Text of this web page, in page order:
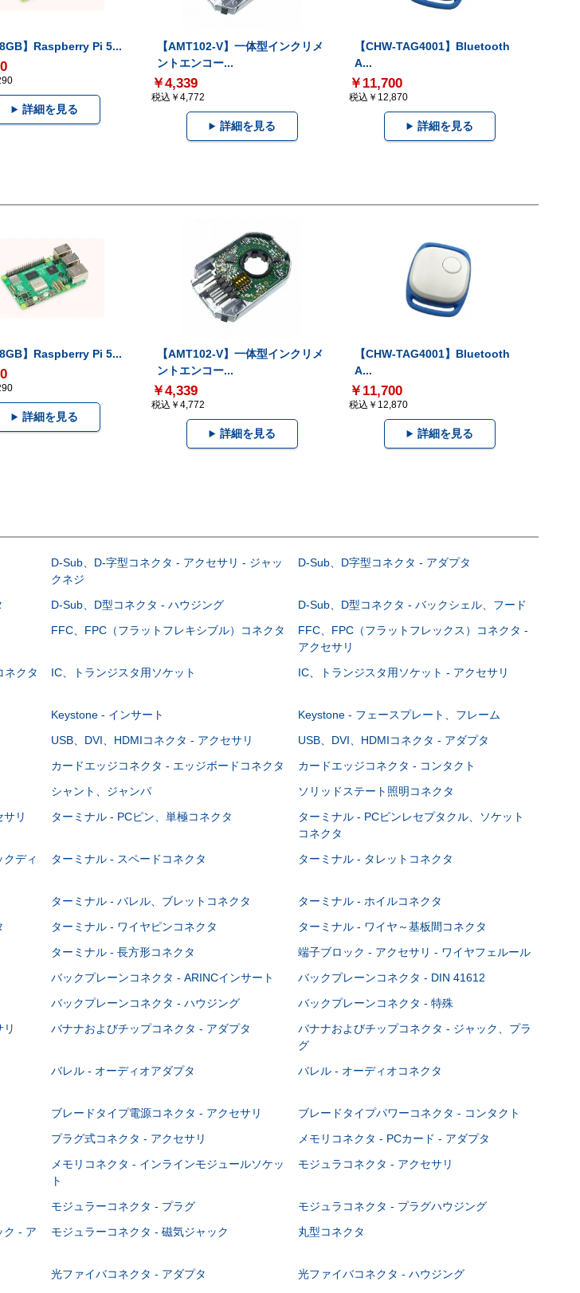
8GB】Raspberry Pi 5...
詳細を見る
【AMT102-V】一体型インクリメ
ントエンコー...
￥4,339
税込￥4,772
詳細を見る
【CHW-TAG4001】Bluetooth
A...
￥11,700
税込￥12,870
詳細を見る
8GB】Raspberry Pi 5...
詳細を見る
【AMT102-V】一体型インクリメ
ントエンコー...
￥4,339
税込￥4,772
詳細を見る
【CHW-TAG4001】Bluetooth
A...
￥11,700
税込￥12,870
詳細を見る
D-Sub、D-字型コネクタ - アクセサリ - ジャッ
クネジ
D-Sub、D字型コネクタ - アダプタ
D-Sub、D型コネクタ - ハウジング
D-Sub、D型コネクタ - バックシェル、フード
FFC、FPC（フラットフレキシブル）コネクタ
FFC、FPC（フラットフレックス）コネクタ -
アクセサリ
ネクタ
IC、トランジスタ用ソケット IC、トランジスタ用ソケット - アクセサリ
Keystone - インサート
Keystone - フェースプレート、フレーム
USB、DVI、HDMIコネクタ - アクセサリ
USB、DVI、HDMIコネクタ - アダプタ
カードエッジコネクタ - エッジボードコネクタ
カードエッジコネクタ - コンタクト
シャント、ジャンパ
ソリッドステート照明コネクタ
リ ターミナル - PCピン、単極コネクタ
ターミナル - PCピンレセプタクル、ソケット
コネクタ
ディ
ターミナル - スペードコネクタ ターミナル - タレットコネクタ
ターミナル - バレル、ブレットコネクタ
ターミナル - ホイルコネクタ
ターミナル - ワイヤピンコネクタ
ターミナル - ワイヤ～基板間コネクタ
ターミナル - 長方形コネクタ
端子ブロック - アクセサリ - ワイヤフェルール
バックプレーンコネクタ - ARINCインサート
バックプレーンコネクタ - DIN 41612
バックプレーンコネクタ - ハウジング
バックプレーンコネクタ - 特殊
バナナおよびチップコネクタ - アダプタ
バナナおよびチップコネクタ - ジャック、プラ
グ
バレル - オーディオアダプタ バレル - オーディオコネクタ
ブレードタイプ電源コネクタ - アクセサリ
ブレードタイプパワーコネクタ - コンタクト
プラグ式コネクタ - アクセサリ
メモリコネクタ - PCカード - アダプタ
メモリコネクタ - インラインモジュールソケッ
ト
モジュラコネクタ - アクセサリ
モジュラーコネクタ - プラグ
モジュラコネクタ - プラグハウジング
ク - ア
モジュラーコネクタ - 磁気ジャック 丸型コネクタ
光ファイバコネクタ - アダプタ
光ファイバコネクタ - ハウジング